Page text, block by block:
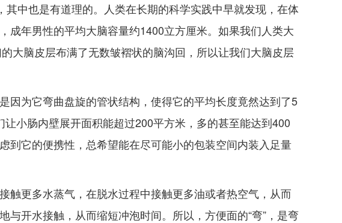
中也是有道理的。人类在长期的科学实践中早就发现，在体
成年男性的平均大脑容量约1400立方厘米。如果我们人类大
大脑皮层布满了无数皱褶状的脑沟回，所以让我们大脑皮层
因为它弯曲盘旋的管状结构，使得它的平均长度竟然达到了5
小肠内壁展开面积能超过200平方米，多的甚至能达到400
到它的便携性，总希望能在尽可能小的包装空间内装入足量
触更多水蒸气，在脱水过程中接触更多油或者热空气，从而
开水接触，从而缩短冲泡时间。所以，方便面的“弯”，是弯